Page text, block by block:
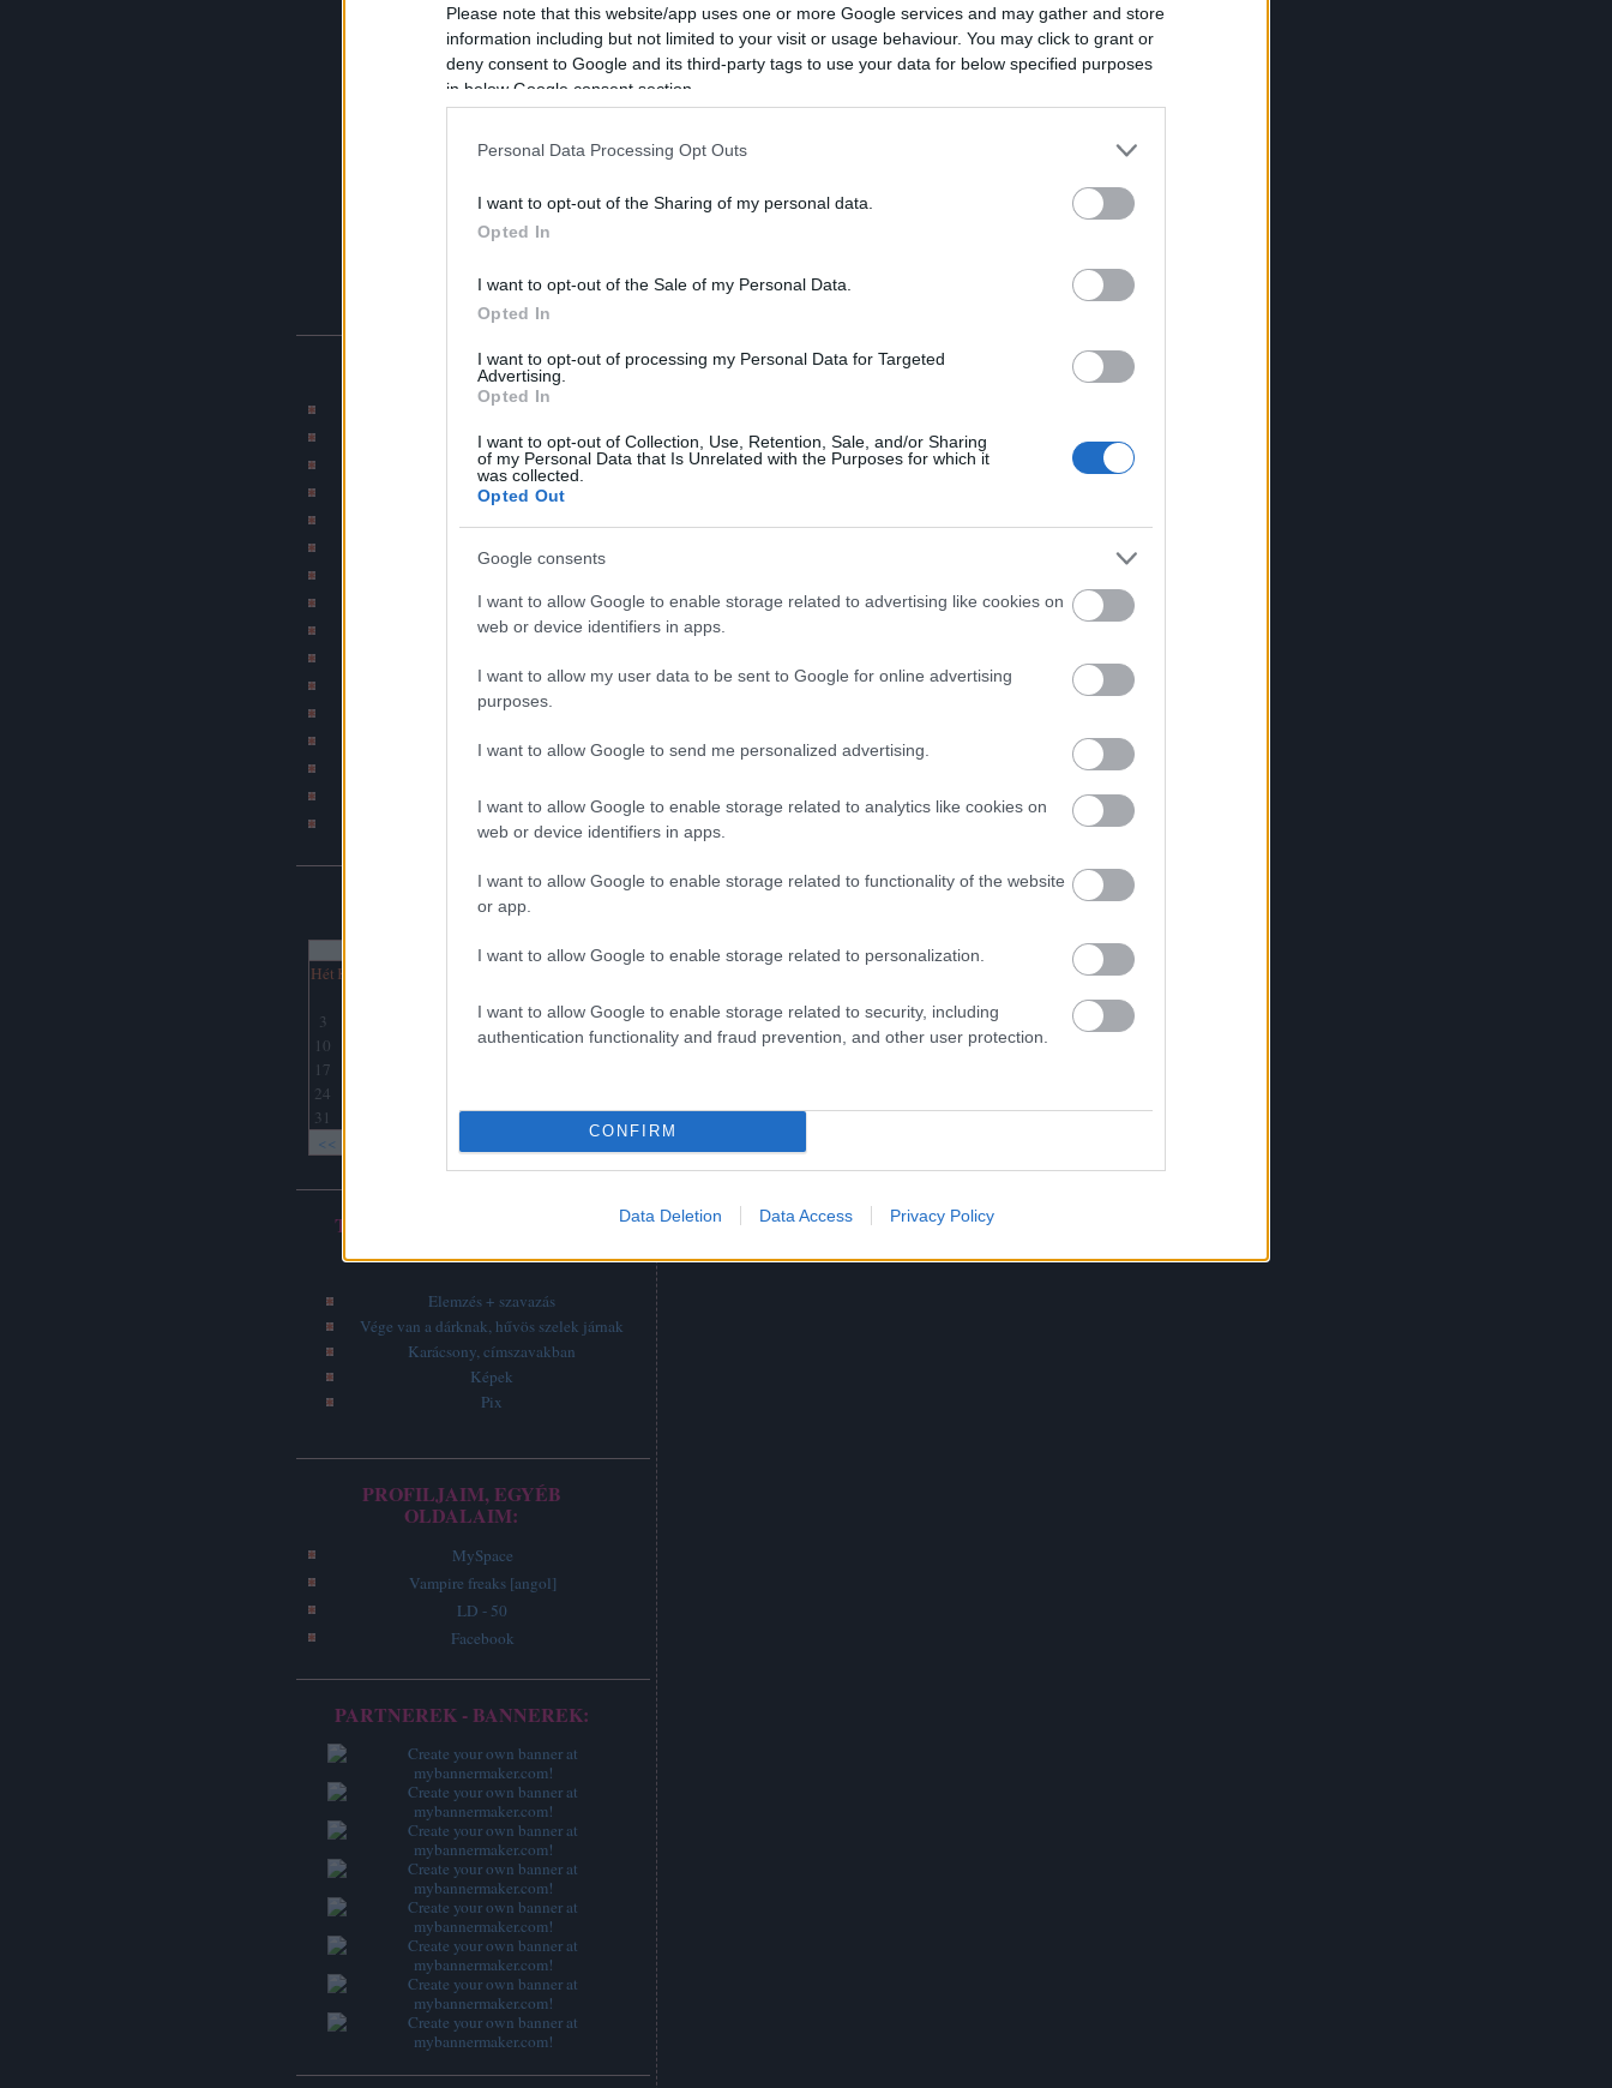
Please note that this website/app uses one or more Google services and may gather and store
information including but not limited to your visit or usage behaviour. You may click to grant or
deny consent to Google and its third-party tags to use your data for below specified purposes
in below Google consent section.
Personal Data Processing Opt Outs
I want to opt-out of the Sharing of my personal data.
Opted In
I want to opt-out of the Sale of my Personal Data.
Opted In
I want to opt-out of processing my Personal Data for Targeted
Advertising.
Opted In
I want to opt-out of Collection, Use, Retention, Sale, and/or Sharing
of my Personal Data that Is Unrelated with the Purposes for which it
was collected.
Opted Out
Google consents
I want to allow Google to enable storage related to advertising like cookies on
web or device identifiers in apps.
I want to allow my user data to be sent to Google for online advertising
purposes.
I want to allow Google to send me personalized advertising.
I want to allow Google to enable storage related to analytics like cookies on
web or device identifiers in apps.
I want to allow Google to enable storage related to functionality of the website
or app.
I want to allow Google to enable storage related to personalization.
I want to allow Google to enable storage related to security, including
authentication functionality and fraud prevention, and other user protection.
CONFIRM
Data Deletion Data Access Privacy Policy
BLOG AJÁNLÓK:
Rajzmester képmontázs blogunk
CAT blogja
Munkahelyi terror
Szakítós történetek blogja
Bombahír
BKV figyelő blog
Jó szar tetkód van!
Bash.hu / vicces RSS-sek
Katonatörténetek blog
DJ Fm (Online netradio)
Napi rajz
Havaria Press
NAPTÁR
Hét Ked
<<
3
9
10
16
17
24
31
TOP 5 - LEGOLVASOTTABB
Elemzés + szavazás
Vége van a dárknak, hűvös szelek járnak
Karácsony, címszavakban
Képek
Pix
PROFILJAIM, EGYÉB
OLDALAIM:
MySpace
Vampire freaks [angol]
LD - 50
Facebook
PARTNEREK - BANNEREK: